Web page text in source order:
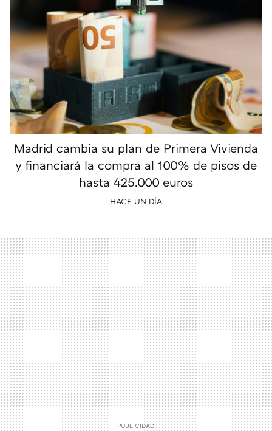
Madrid cambia su plan de Primera Vivienda
y financiará la compra al 100% de pisos de
hasta 425.000 euros
HACE UN DÍA